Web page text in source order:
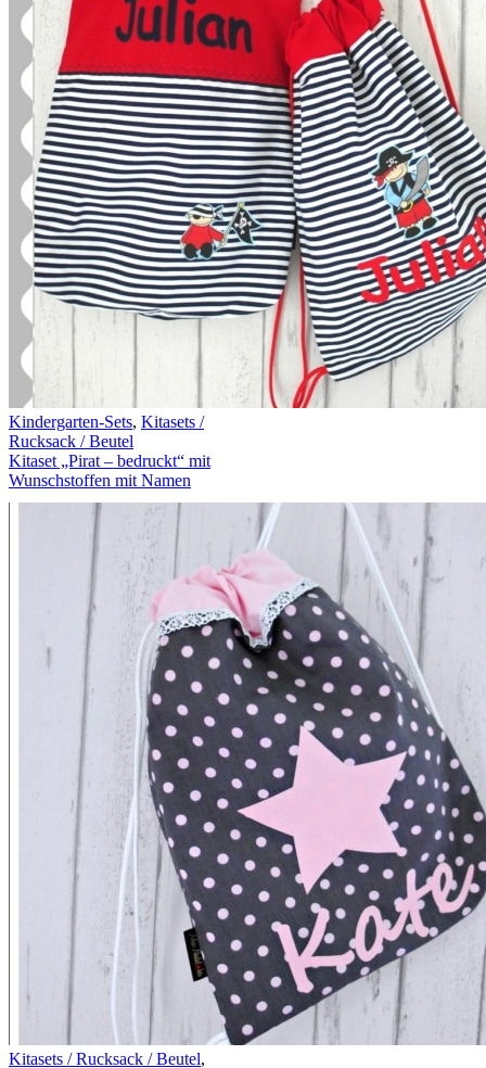
Kindergarten-Sets, Kitasets /
Rucksack / Beutel
Kitaset „Pirat – bedruckt“ mit
Wunschstoffen mit Namen
Kitasets / Rucksack / Beutel,